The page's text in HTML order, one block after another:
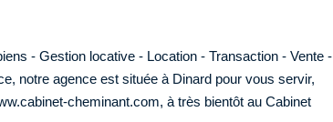
- Gestion locative - Location - Transaction - Vente -
notre agence est située à Dinard pour vous servir,
cheminant.com, à très bientôt au Cabinet